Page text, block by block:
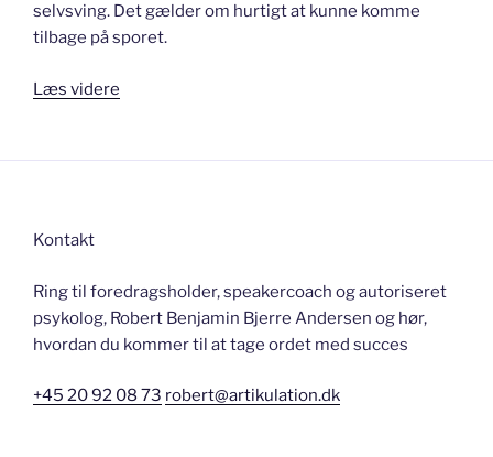
selvsving. Det gælder om hurtigt at kunne komme
tilbage på sporet.
Læs videre
gå
Kontakt
Ring til foredragsholder, speakercoach og autoriseret
psykolog, Robert Benjamin Bjerre Andersen og hør,
hvordan du kommer til at tage ordet med succes
+45 20 92 08 73 robert@artikulation.dk